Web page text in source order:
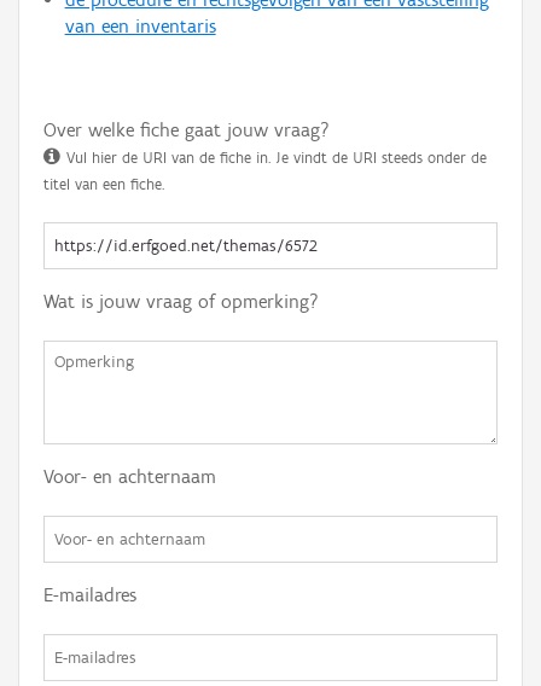
van een inventaris
Over welke fiche gaat jouw vraag?
Vul hier de URI van de fiche in. Je vindt de URI steeds onder de
titel van een fiche.
Wat is jouw vraag of opmerking?
Voor- en achternaam
E-mailadres